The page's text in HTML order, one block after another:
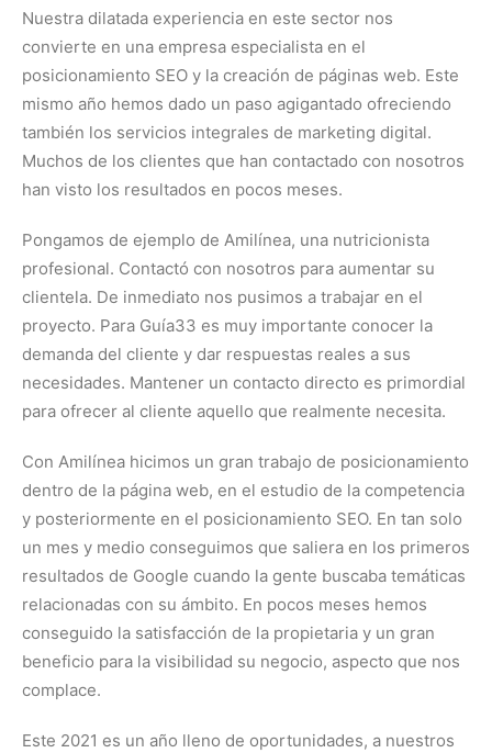
Nuestra dilatada experiencia en este sector nos
convierte en una empresa especialista en el
posicionamiento SEO y la creación de páginas web. Este
mismo año hemos dado un paso agigantado ofreciendo
también los servicios integrales de marketing digital.
Muchos de los clientes que han contactado con nosotros
han visto los resultados en pocos meses.
Pongamos de ejemplo de Amilínea, una nutricionista
profesional. Contactó con nosotros para aumentar su
clientela. De inmediato nos pusimos a trabajar en el
proyecto. Para Guía33 es muy importante conocer la
demanda del cliente y dar respuestas reales a sus
necesidades. Mantener un contacto directo es primordial
para ofrecer al cliente aquello que realmente necesita.
Con Amilínea hicimos un gran trabajo de posicionamiento
dentro de la página web, en el estudio de la competencia
y posteriormente en el posicionamiento SEO. En tan solo
un mes y medio conseguimos que saliera en los primeros
resultados de Google cuando la gente buscaba temáticas
relacionadas con su ámbito. En pocos meses hemos
conseguido la satisfacción de la propietaria y un gran
beneficio para la visibilidad su negocio, aspecto que nos
complace.
Este 2021 es un año lleno de oportunidades, a nuestros